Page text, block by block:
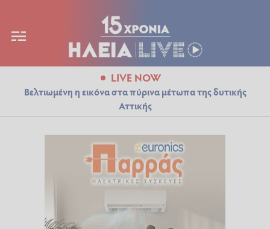
LIVE NOW
Βελτιωμένη η εικόνα στα πύρινα μέτωπα της δυτικής
Αττικής